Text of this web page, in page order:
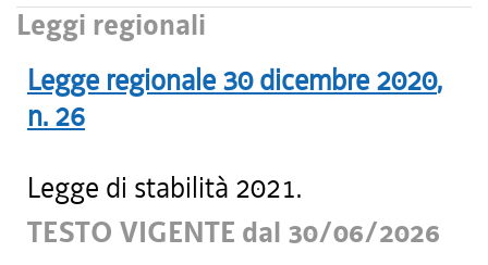
Leggi regionali
Legge regionale 30 dicembre 2020,
n. 26
Legge di stabilità 2021.
TESTO VIGENTE dal 30/06/2026